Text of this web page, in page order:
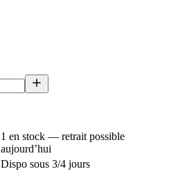
1 en stock — retrait possible
aujourd’hui
Dispo sous 3/4 jours